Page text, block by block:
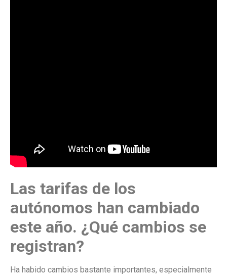
Las tarifas de los
autónomos han cambiado
este año. ¿Qué cambios se
registran?
Ha habido cambios bastante importantes, especialmente